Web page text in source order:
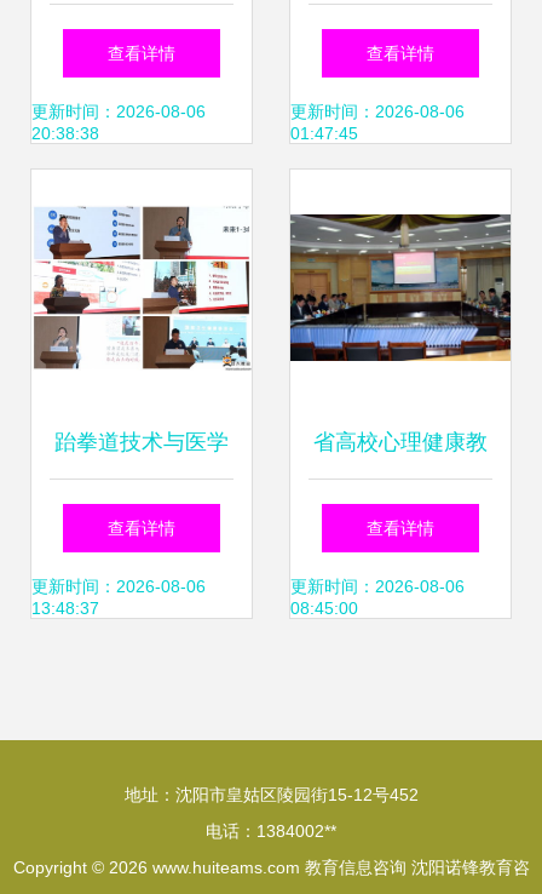
与瑞思教育信息咨
询签署跆拳道技术
查看详情
更新时间：2026-08-06
20:38:38
心落户东丽湖 特色
课程与专家天团打
查看详情
更新时间：2026-08-06
01:47:45
跆拳道技术与医学
融合 2024级新生
入院仪式暨入学教
查看详情
更新时间：2026-08-06
13:48:37
省高校心理健康教
育与咨询工作评估
组莅临我校检查指
查看详情
更新时间：2026-08-06
08:45:00
地址：沈阳市皇姑区陵园街15-12号452
电话：1384002**
Copyright © 2026 www.huiteams.com 教育信息咨询 沈阳诺锋教育咨